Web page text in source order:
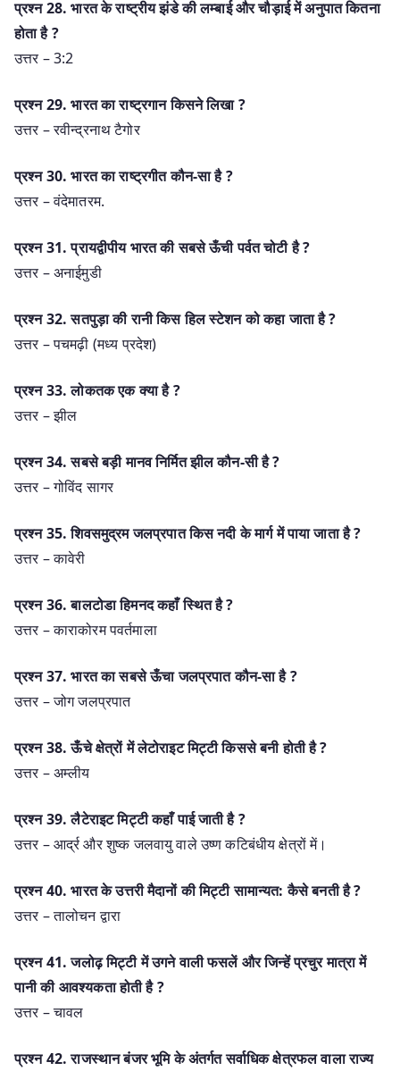
प्रश्‍न 28. भारत के राष्ट्रीय झंडे की लम्बाई और चौड़ाई में अनुपात कितना
होता है ?
उत्तर – 3:2
प्रश्‍न 29. भारत का राष्ट्रगान किसने लिखा ?
उत्तर – रवीन्द्रनाथ टैगोर
प्रश्‍न 30. भारत का राष्ट्रगीत कौन-सा है ?
उत्तर – वंदेमातरम.
प्रश्‍न 31. प्रायद्वीपीय भारत की सबसे ऊँची पर्वत चोटी है ?
उत्तर – अनाईमुडी
प्रश्‍न 32. सतपुड़ा की रानी किस हिल स्टेशन को कहा जाता है ?
उत्तर – पचमढ़ी (मध्य प्रदेश)
प्रश्‍न 33. लोकतक एक क्या है ?
उत्तर – झील
प्रश्‍न 34. सबसे बड़ी मानव निर्मित झील कौन-सी है ?
उत्तर – गोविंद सागर
प्रश्‍न 35. शिवसमुद्रम जलप्रपात किस नदी के मार्ग में पाया जाता है ?
उत्तर – कावेरी
प्रश्‍न 36. बालटोडा हिमनद कहाँ स्थित है ?
उत्तर – काराकोरम पवर्तमाला
प्रश्‍न 37. भारत का सबसे ऊँचा जलप्रपात कौन-सा है ?
उत्तर – जोग जलप्रपात
प्रश्‍न 38. ऊँचे क्षेत्रों में लेटोराइट मिट्टी किससे बनी होती है ?
उत्तर – अम्लीय
प्रश्‍न 39. लैटेराइट मिट्टी कहाँ पाई जाती है ?
उत्तर – आर्द्र और शुष्क जलवायु वाले उष्ण कटिबंधीय क्षेत्रों में।
प्रश्‍न 40. भारत के उत्तरी मैदानों की मिट्टी सामान्यत: कैसे बनती है ?
उत्तर – तालोचन द्वारा
प्रश्‍न 41. जलोढ़ मिट्टी में उगने वाली फसलें और जिन्हें प्रचुर मात्रा में
पानी की आवश्यकता होती है ?
उत्तर – चावल
प्रश्‍न 42. राजस्थान बंजर भूमि के अंतर्गत सर्वाधिक क्षेत्रफल वाला राज्य